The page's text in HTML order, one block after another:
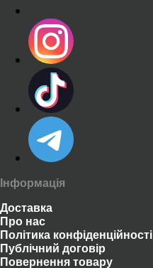
Інформація
Доставка
Про нас
Політика конфіденційності
Публічний договір
Повернення товару